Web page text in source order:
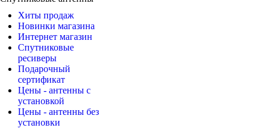
Хиты продаж
Новинки магазина
Интернет магазин
Спутниковые
ресиверы
Подарочный
сертификат
Цены - антенны с
установкой
Цены - антенны без
установки